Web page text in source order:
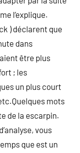
l’explique.
) déclarent que
dans
être plus
; les
un plus court
mots
de la escarpin.
vous
que est un